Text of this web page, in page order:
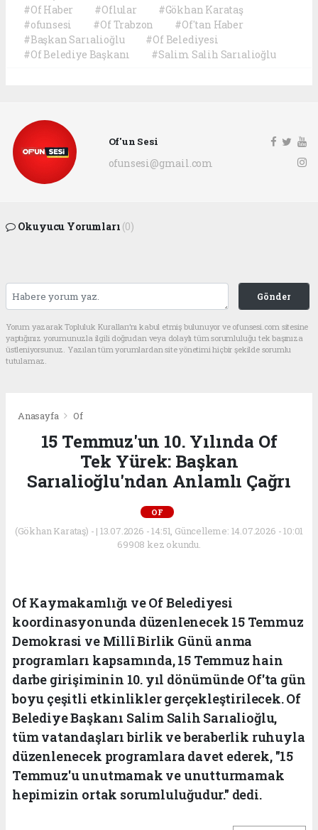
#Of Haber
#Oflular
#Gökhan Karataş
#ofunsesi
#Of Trabzon
#Of'tan Haber
#Başkan Sarıalioğlu
#Of Belediyesi
#Of Belediye Başkanı
#Salim Salih Sarıalioğlu
Of'un Sesi
ofunsesi@gmail.com
Okuyucu Yorumları (0)
Gönder
Yorum yazarak Topluluk Kuralları’nı kabul etmiş bulunuyor ve ofunsesi.com sitesine
yaptığınız yorumunuzla ilgili doğrudan veya dolaylı tüm sorumluluğu tek başınıza
üstleniyorsunuz. Yazılan tüm yorumlardan site yönetimi hiçbir şekilde sorumlu
tutulamaz.
Anasayfa Of
15 Temmuz'un 10. Yılında Of
Tek Yürek: Başkan
Sarıalioğlu'ndan Anlamlı Çağrı
OF
(Gökhan Karataş) - | 13.07.2026 - 14:51, Güncelleme: 14.07.2026 - 10:01
69908 kez okundu.
Of Kaymakamlığı ve Of Belediyesi
koordinasyonunda düzenlenecek 15 Temmuz
Demokrasi ve Millî Birlik Günü anma
programları kapsamında, 15 Temmuz hain
darbe girişiminin 10. yıl dönümünde Of'ta gün
boyu çeşitli etkinlikler gerçekleştirilecek. Of
Belediye Başkanı Salim Salih Sarıalioğlu,
tüm vatandaşları birlik ve beraberlik ruhuyla
düzenlenecek programlara davet ederek, "15
Temmuz'u unutmamak ve unutturmamak
hepimizin ortak sorumluluğudur." dedi.